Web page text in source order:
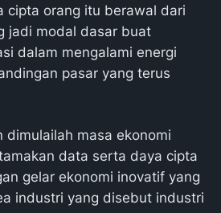
cipta orang itu berawal dari
jadi modal dasar buat
dalam mengalami energi
pasar yang terus
dimulailah masa ekonomi
data serta daya cipta
gelar ekonomi inovatif yang
industri yang disebut industri